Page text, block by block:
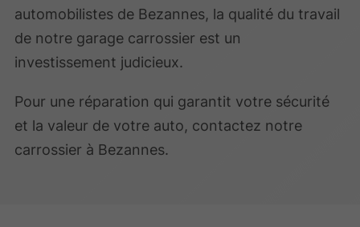
automobilistes de Bezannes, la qualité du travail
de notre garage carrossier est un
investissement judicieux.
Pour une réparation qui garantit votre sécurité
et la valeur de votre auto, contactez notre
carrossier à Bezannes.